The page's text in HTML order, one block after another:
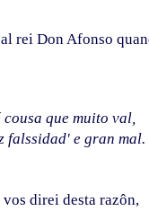
rei Don Afonso
cousa que muito val,
falssidad' e gran mal.
vos direi desta razôn,